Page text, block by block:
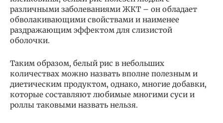
различными заболеваниями ЖКТ – он обладает
обволакивающими свойствами и наименее
раздражающим эффектом для слизистой
оболочки.
Таким образом, белый рис в небольших
количествах можно назвать вполне полезным и
диетическим продуктом, однако, многие добавки,
которые составляют любимые многими суси и
роллы таковыми назвать нельзя.